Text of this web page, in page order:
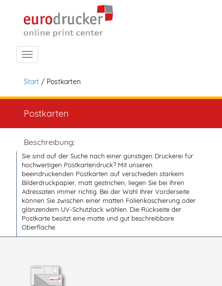
Navigation ein-/ausblenden
Start / Postkarten
Postkarten
Beschreibung:
Sie sind auf der Suche nach einer günstigen Druckerei für
hochwertigen Postkartendruck? Mit unseren
beeindruckenden Postkarten auf verschieden starkem
Bilderdruckpapier, matt gestrichen, liegen Sie bei Ihren
Adressaten immer richtig. Bei der Wahl Ihrer Vorderseite
können Sie zwischen einer matten Folienkaschierung oder
glänzendem UV-Schutzlack wählen. Die Rückseite der
Postkarte besitzt eine matte und gut beschreibbare
Oberfläche.